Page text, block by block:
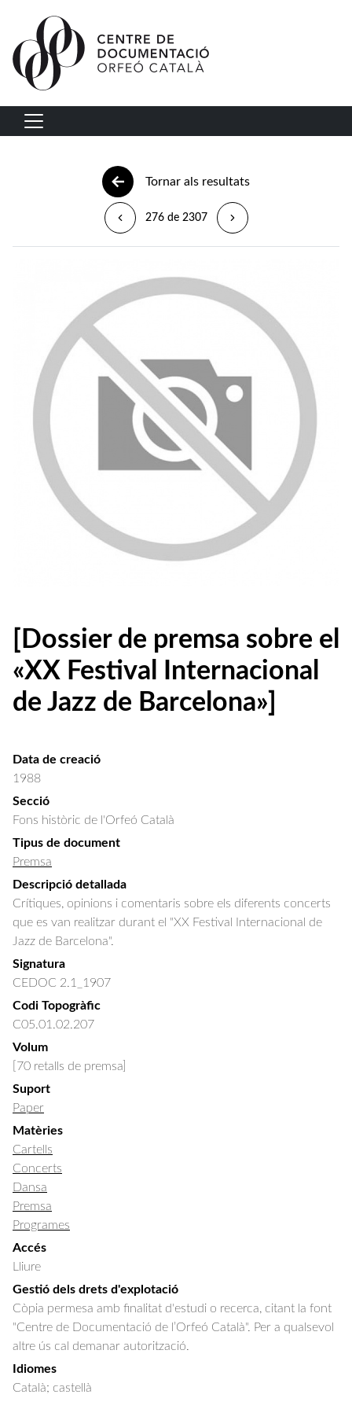
Vés al contingut
Navegació principal
Tornar als resultats
276 de 2307
[Dossier de premsa sobre el
«XX Festival Internacional
de Jazz de Barcelona»]
Data de creació
1988
Secció
Fons històric de l'Orfeó Català
Tipus de document
Premsa
Descripció detallada
Crítiques, opinions i comentaris sobre els diferents concerts
que es van realitzar durant el "XX Festival Internacional de
Jazz de Barcelona".
Signatura
CEDOC 2.1_1907
Codi Topogràfic
C05.01.02.207
Volum
[70 retalls de premsa]
Suport
Paper
Matèries
Cartells
Concerts
Dansa
Premsa
Programes
Accés
Lliure
Gestió dels drets d'explotació
Còpia permesa amb finalitat d'estudi o recerca, citant la font
"Centre de Documentació de l’Orfeó Català". Per a qualsevol
altre ús cal demanar autorització.
Idiomes
Català; castellà